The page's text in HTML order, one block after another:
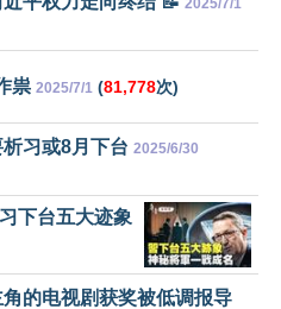
2025/7/1
祟 2025/7/1 (81,778次)
习或8月下台 2025/6/30
下台五大迹象
的电视剧获奖被低调报导